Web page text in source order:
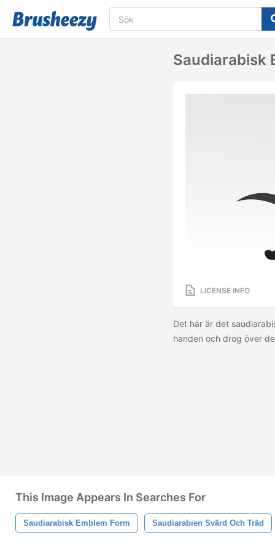
Saudiarabisk
LICENSE INFO
Det här är det
handen och drog över
This Image Appears In Searches For
Saudiarabisk Emblem Form Saudiarabien Svärd Och Träd